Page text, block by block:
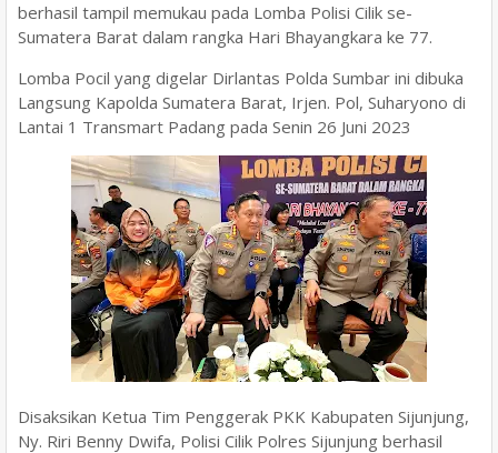
berhasil tampil memukau pada Lomba Polisi Cilik se-
Sumatera Barat dalam rangka Hari Bhayangkara ke 77.
Lomba Pocil yang digelar Dirlantas Polda Sumbar ini dibuka
Langsung Kapolda Sumatera Barat, Irjen. Pol, Suharyono di
Lantai 1 Transmart Padang pada Senin 26 Juni 2023
Disaksikan Ketua Tim Penggerak PKK Kabupaten Sijunjung,
Ny. Riri Benny Dwifa, Polisi Cilik Polres Sijunjung berhasil